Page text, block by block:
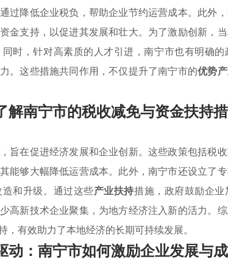
过降低企业税负，帮助企业节约运营成本。此外
金支持，以促进其发展和壮大。为了激励创新，
时，针对高素质的人才引进，南宁市也有明确
。这些措施共同作用，不仅提升了南宁市的优势
解南宁市的税收减免与资金扶持
，旨在促进经济发展和企业创新。这些政策包括税
能够大幅降低运营成本。此外，南宁市还设立了
和升级。通过这些产业扶持措施，政府鼓励企
高新技术企业聚集，为地方经济注入新的活力。
有效助力了本地经济的长期可持续发展。
动：南宁市如何激励企业发展与